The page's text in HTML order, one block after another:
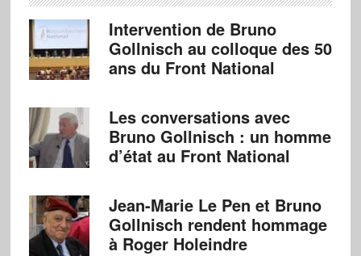
Intervention de Bruno
Gollnisch au colloque des 50
ans du Front National
Les conversations avec
Bruno Gollnisch : un homme
d’état au Front National
Jean-Marie Le Pen et Bruno
Gollnisch rendent hommage
à Roger Holeindre